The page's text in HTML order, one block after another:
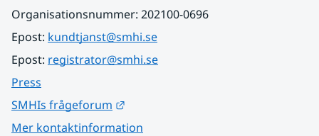
Organisationsnummer: 202100-0696
Epost: kundtjanst@smhi.se
Epost: registrator@smhi.se
Press
SMHIs frågeforum
Mer kontaktinformation